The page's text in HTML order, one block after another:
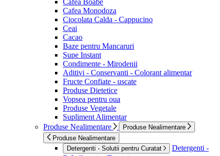
Cafea Monodoza
Ciocolata Calda - Cappucino
Ceai
Cacao
Baze pentru Mancaruri
Supe Instant
Condimente - Mirodenii
Aditivi - Conservanti - Colorant alimentar
Fructe Confiate - uscate
Produse Dietetice
Vopsea pentru oua
Produse Vegetale
Supliment Alimentar
Produse Nealimentare
Produse Nealimentare
Produse Nealimentare
Detergenti - Solutii pentru Curatat
Detergenti -